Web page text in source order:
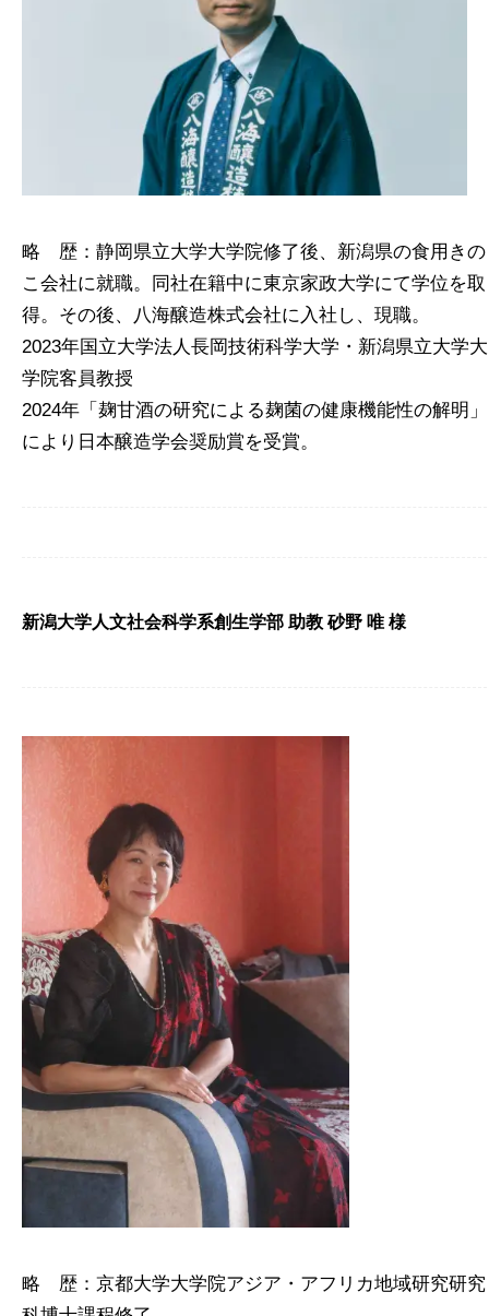
略 歴：静岡県立大学大学院修了後、新潟県の食用きの
こ会社に就職。同社在籍中に東京家政大学にて学位を取
得。その後、八海醸造株式会社に入社し、現職。
2023年国立大学法人長岡技術科学大学・新潟県立大学大
学院客員教授
2024年「麹甘酒の研究による麹菌の健康機能性の解明」
により日本醸造学会奨励賞を受賞。
新潟大学人文社会科学系創生学部 助教 砂野 唯 様
略 歴：京都大学大学院アジア・アフリカ地域研究研究